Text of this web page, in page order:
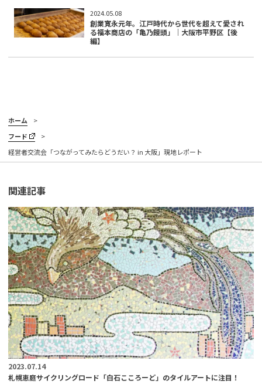
2024.05.08
創業寛永元年。江戸時代から世代を超えて愛され
る福本商店の「亀乃饅頭」｜大阪市平野区【後
編】
ホーム
フード
経営者交流会「つながってみたらどうだい？ in 大阪」現地レポート
関連記事
2023.07.14
札幌恵庭サイクリングロード「白石こころーど」のタイルアートに注目！